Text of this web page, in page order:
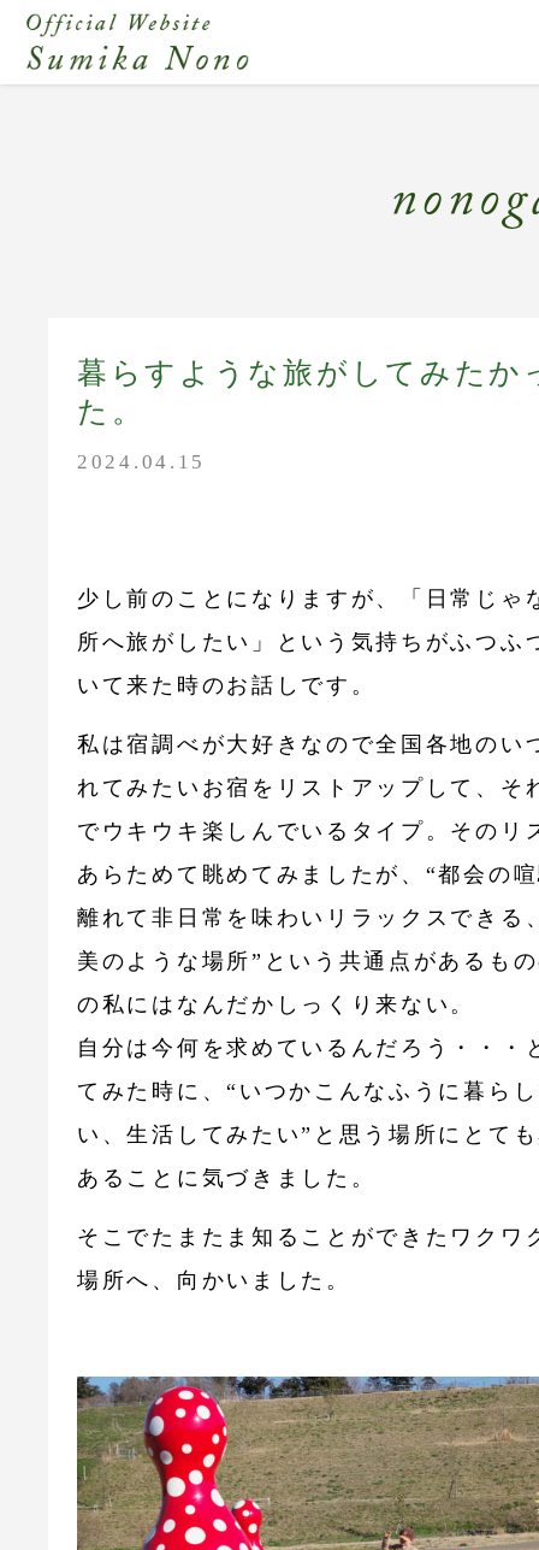
暮らすような旅がしてみたか
た。
2024.04.15
少し前のことになりますが、「日常じゃ
所へ旅がしたい」という気持ちがふつふ
いて来た時のお話しです。
私は宿調べが大好きなので全国各地のい
れてみたいお宿をリストアップして、そ
でウキウキ楽しんでいるタイプ。そのリ
あらためて眺めてみましたが、“都会の
離れて非日常を味わいリラックスできる
美のような場所”という共通点があるも
の私にはなんだかしっくり来ない。
自分は今何を求めているんだろう・・・
てみた時に、“いつかこんなふうに暮ら
い、生活してみたい”と思う場所にとて
あることに気づきました。
そこでたまたま知ることができたワクワ
場所へ、向かいました。